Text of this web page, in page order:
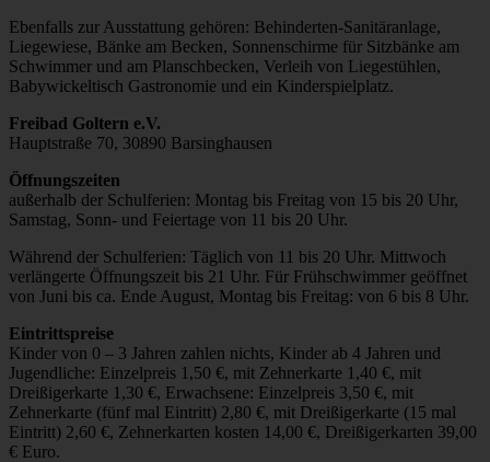
Ebenfalls zur Ausstattung gehören: Behinderten-Sanitäranlage,
Liegewiese, Bänke am Becken, Sonnenschirme für Sitzbänke am
Schwimmer und am Planschbecken, Verleih von Liegestühlen,
Babywickeltisch Gastronomie und ein Kinderspielplatz.
Freibad Goltern e.V.
Hauptstraße 70, 30890 Barsinghausen
Öffnungszeiten
außerhalb der Schulferien: Montag bis Freitag von 15 bis 20 Uhr,
Samstag, Sonn- und Feiertage von 11 bis 20 Uhr.
Während der Schulferien: Täglich von 11 bis 20 Uhr. Mittwoch
verlängerte Öffnungszeit bis 21 Uhr. Für Frühschwimmer geöffnet
von Juni bis ca. Ende August, Montag bis Freitag: von 6 bis 8 Uhr.
Eintrittspreise
Kinder von 0 – 3 Jahren zahlen nichts, Kinder ab 4 Jahren und
Jugendliche: Einzelpreis 1,50 €, mit Zehnerkarte 1,40 €, mit
Dreißigerkarte 1,30 €, Erwachsene: Einzelpreis 3,50 €, mit
Zehnerkarte (fünf mal Eintritt) 2,80 €, mit Dreißigerkarte (15 mal
Eintritt) 2,60 €, Zehnerkarten kosten 14,00 €, Dreißigerkarten 39,00
€ Euro.